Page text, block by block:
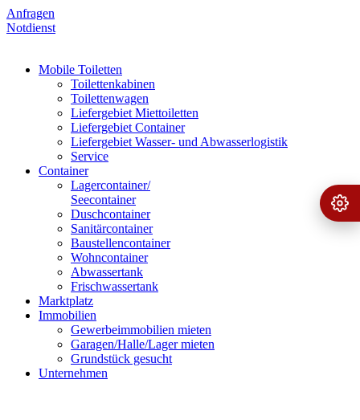
Anfragen
Notdienst
Mobile Toiletten
Toilettenkabinen
Toilettenwagen
Liefergebiet Miettoiletten
Liefergebiet Container
Liefergebiet Wasser- und Abwasserlogistik
Service
Container
Lagercontainer/
Seecontainer
Duschcontainer
Sanitärcontainer
Baustellencontainer
Wohncontainer
Abwassertank
Frischwassertank
Marktplatz
Immobilien
Gewerbeimmobilien mieten
Garagen/Halle/Lager mieten
Grundstück gesucht
Unternehmen
›